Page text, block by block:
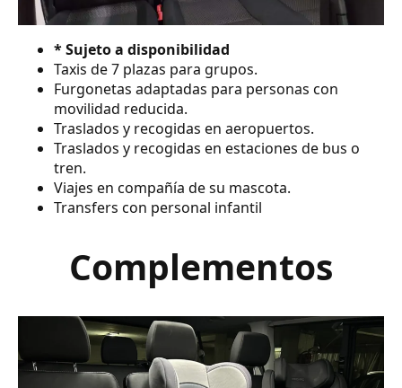
* Sujeto a disponibilidad
Taxis de 7 plazas para grupos.
Furgonetas adaptadas para personas con
movilidad reducida.
Traslados y recogidas en aeropuertos.
Traslados y recogidas en estaciones de bus o
tren.
Viajes en compañía de su mascota.
Transfers con personal infantil
Complementos